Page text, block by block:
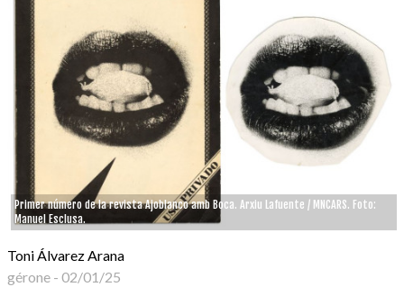
Primer número de la revista Ajoblanco amb Boca. Arxiu Lafuente / MNCARS. Foto:
Manuel Esclusa.
Toni Álvarez Arana
gérone - 02/01/25